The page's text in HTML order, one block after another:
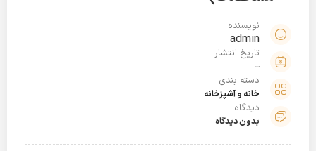
نویسنده
admin
تاریخ انتشار
دسته بندی
خانه و آشپزخانه
دیدگاه
بدون دیدگاه